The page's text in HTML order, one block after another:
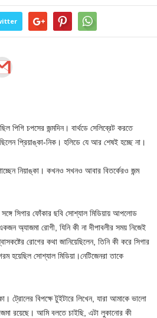
পিগি চপসের জন্মদিন। বার্থডে সেলিব্রেট করতে
প্রিয়াঙ্কা-নিক। হলিডে যে আর শেষই হচ্ছে না।
নিয়াঙ্কা। কখনও সখনও আবার বিতর্কেরও জন্ম
সিগার ফোঁকার ছবি সোশ্যাল মিডিয়ায় আপলোড
অ্যাজমা রোগী, যিনি কী না দীপাবলীর সময় নিজেই
রোগের কথা জানিয়েছিলেন, তিনি কী করে সিগার
হয়েছিল সোশ্যাল মিডিয়া।নেটিজেনরা তাকে
ট্রোলের বিপক্ষে টুইটারে লিখেন, যারা আমাকে ভালো
রয়েছে। আমি বলতে চাইছি, এটা লুকানোর কী